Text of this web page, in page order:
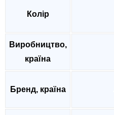
Колір
Виробництво,
країна
Бренд, країна